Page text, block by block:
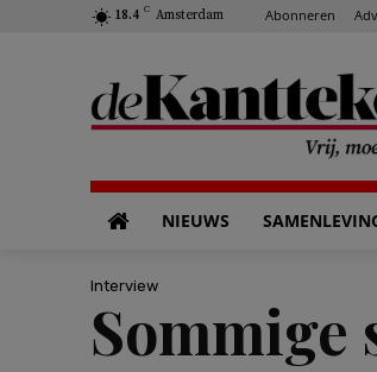
18.4 C Amsterdam Abonneren
NIEUWS
Interview
Sommige